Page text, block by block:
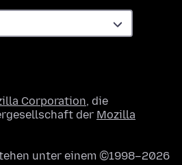
Corporation, die
der Mozilla
unter einem ©1998–2026